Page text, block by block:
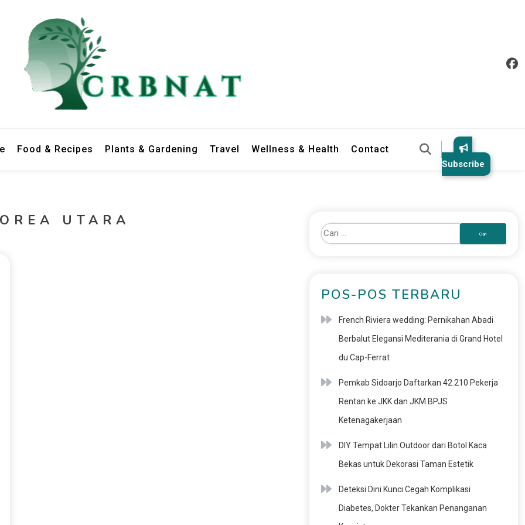
Food & Recipes Plants & Gardening Travel Wellness & Health Contact
Subscribe
UTARA
POS-POS TERBARU
French Riviera wedding: Pernikahan Abadi
Berbalut Elegansi Mediterania di Grand Hotel
du Cap-Ferrat
Pemkab Sidoarjo Daftarkan 42.210 Pekerja
Rentan ke JKK dan JKM BPJS
Ketenagakerjaan
DIY Tempat Lilin Outdoor dari Botol Kaca
Bekas untuk Dekorasi Taman Estetik
Deteksi Dini Kunci Cegah Komplikasi
Diabetes, Dokter Tekankan Penanganan